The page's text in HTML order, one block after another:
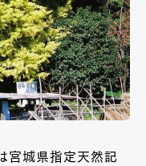
宮城県指定天然記